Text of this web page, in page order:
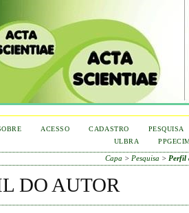
ACESSO CADASTRO
PESQUISA
ULBRA
Capa > Pesquisa > Perfil
DO AUTOR